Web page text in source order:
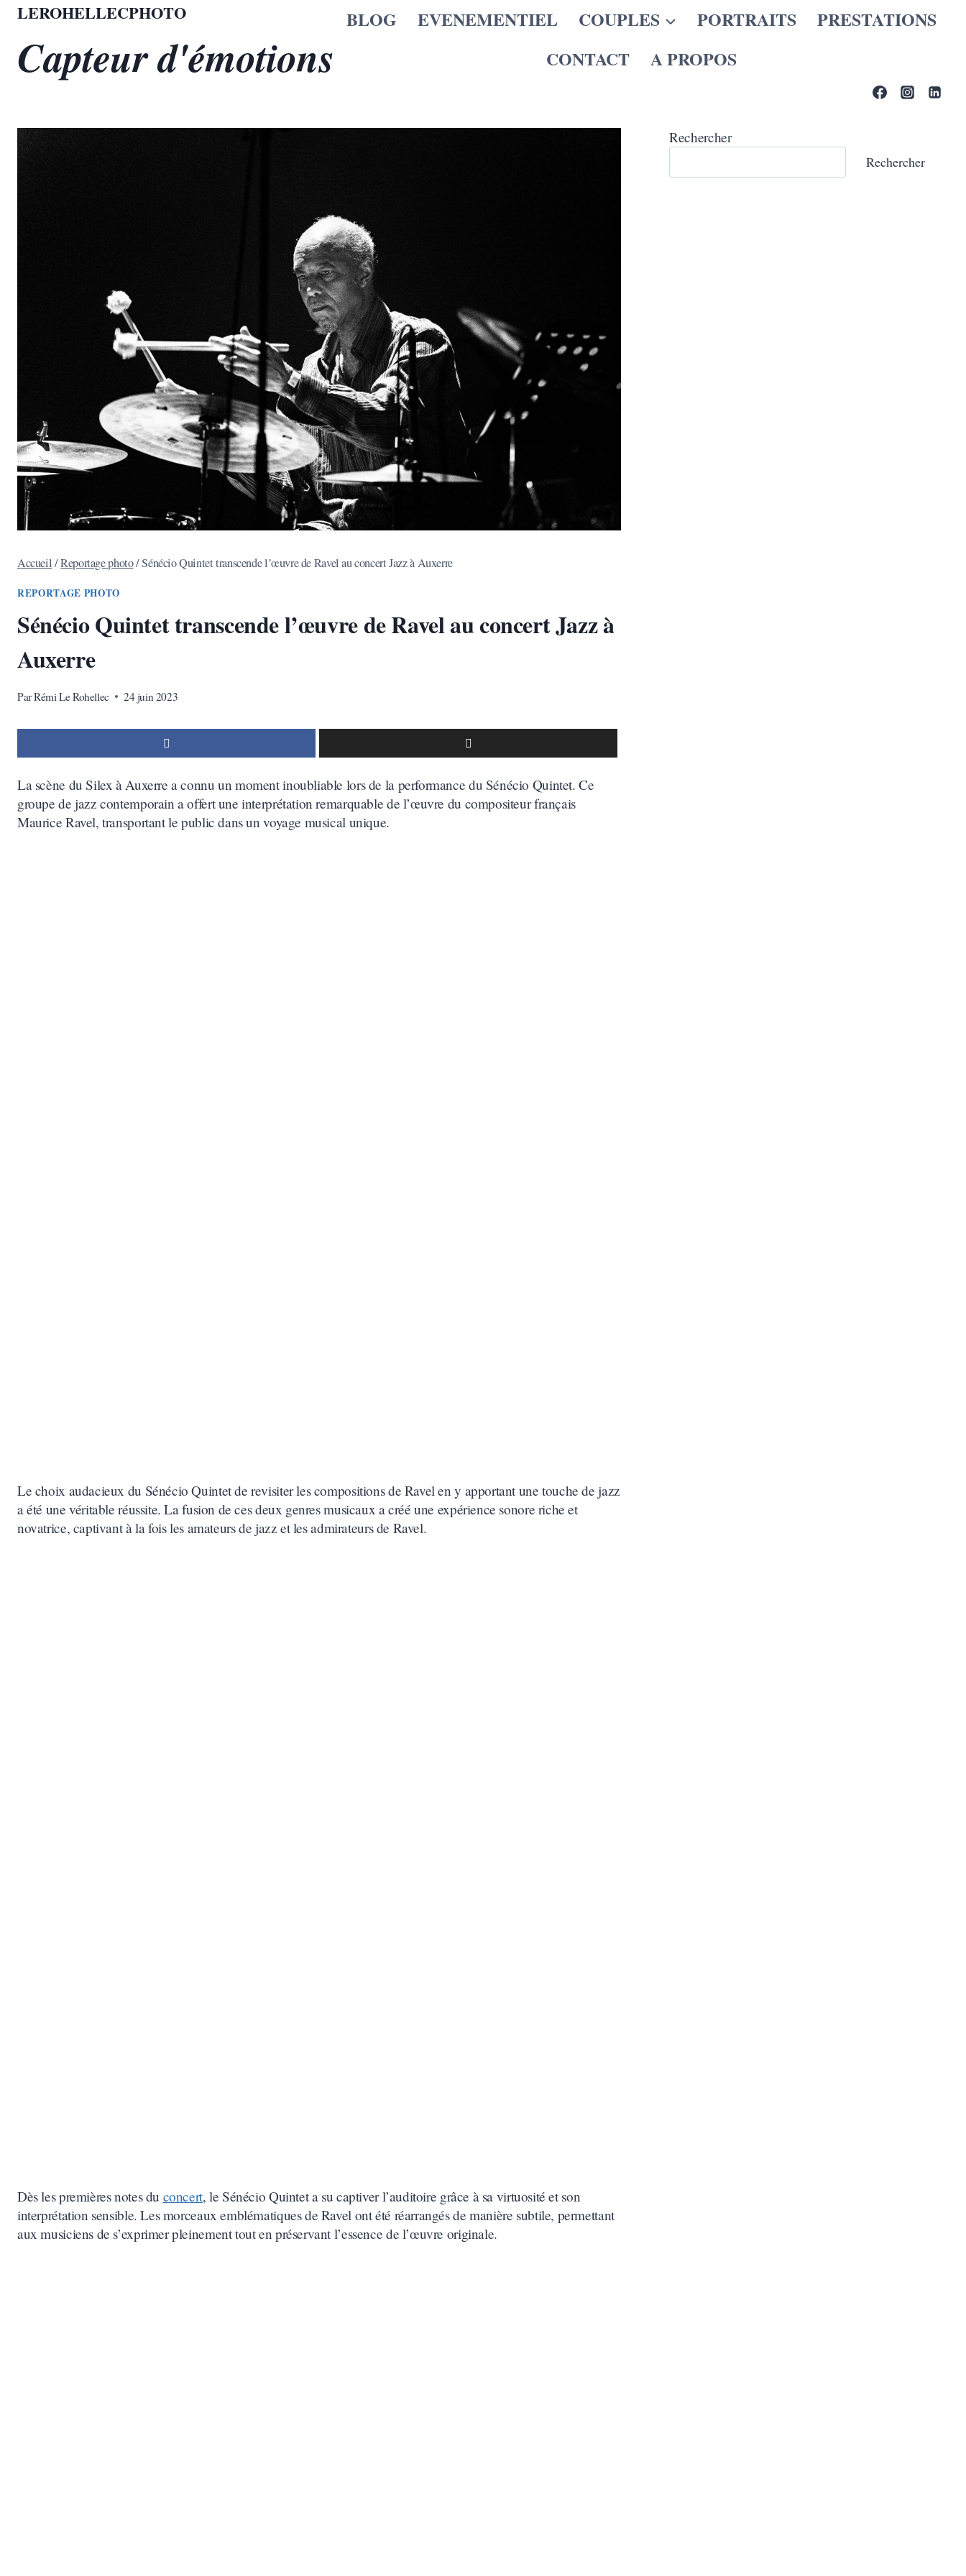
Aller
contenu
LEROHELLECPHOTO
Capteur d'émotions
BLOG EVENEMENTIEL COUPLES PORTRAITS
PRESTATIONS
CONTACT
A PROPOS
Accueil/Reportage photo/Sénécio Quintet transcende l’œuvre de Ravel au concert Jazz à Auxerre
REPORTAGE PHOTO
Sénécio Quintet transcende l’œuvre de Ravel au concert Jazz à
Auxerre
ParRémi Le Rohellec 24 juin 2023
La scène du Silex à Auxerre a connu un moment inoubliable lors de la performance du Sénécio Quintet. Ce
groupe de jazz contemporain a offert une interprétation remarquable de l’œuvre du compositeur français
Maurice Ravel, transportant le public dans un voyage musical unique.
Le choix audacieux du Sénécio Quintet de revisiter les compositions de Ravel en y apportant une touche de jazz
a été une véritable réussite. La fusion de ces deux genres musicaux a créé une expérience sonore riche et
novatrice, captivant à la fois les amateurs de jazz et les admirateurs de Ravel.
Dès les premières notes du concert, le Sénécio Quintet a su captiver l’auditoire grâce à sa virtuosité et son
interprétation sensible. Les morceaux emblématiques de Ravel ont été réarrangés de manière subtile, permettant
aux musiciens de s’exprimer pleinement tout en préservant l’essence de l’œuvre originale.
Rechercher
Rechercher